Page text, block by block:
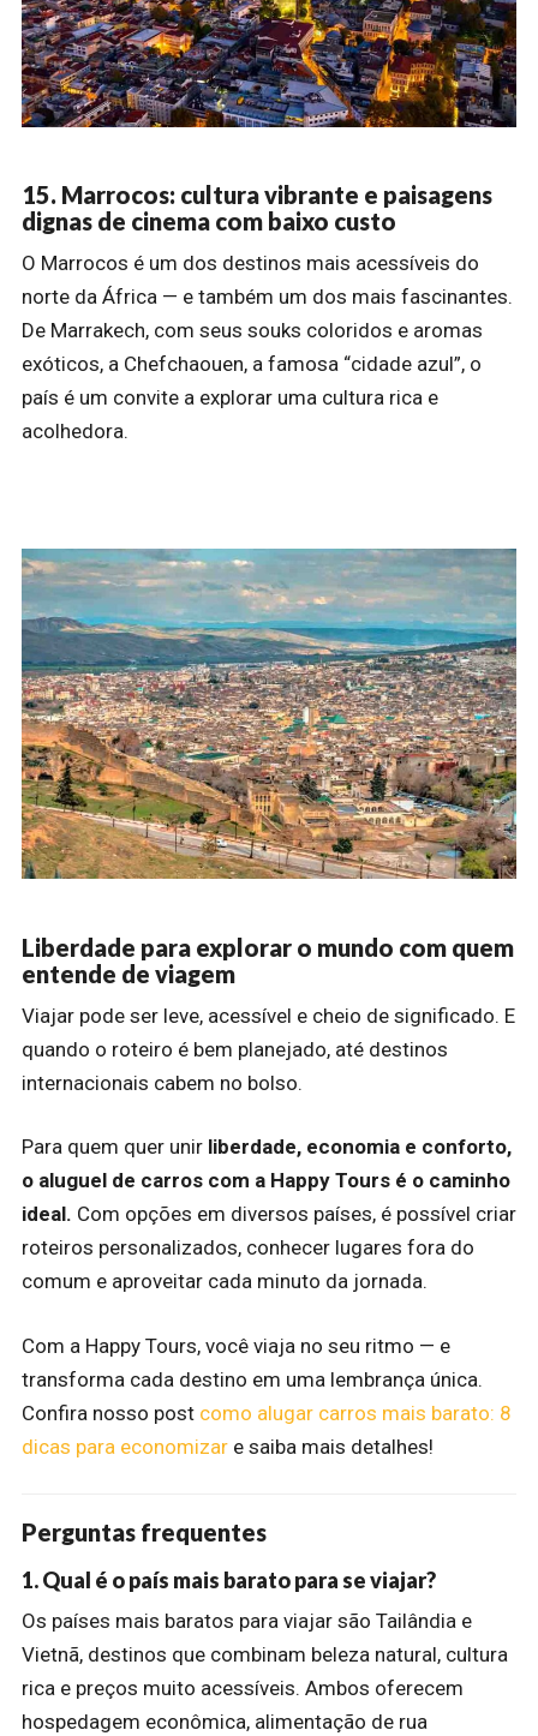
15. Marrocos: cultura vibrante e paisagens
dignas de cinema com baixo custo
O Marrocos é um dos destinos mais acessíveis do
norte da África — e também um dos mais fascinantes.
De Marrakech, com seus souks coloridos e aromas
exóticos, a Chefchaouen, a famosa “cidade azul”, o
país é um convite a explorar uma cultura rica e
acolhedora.
Liberdade para explorar o mundo com quem
entende de viagem
Viajar pode ser leve, acessível e cheio de significado. E
quando o roteiro é bem planejado, até destinos
internacionais cabem no bolso.
Para quem quer unir liberdade, economia e conforto,
o aluguel de carros com a Happy Tours é o caminho
ideal. Com opções em diversos países, é possível criar
roteiros personalizados, conhecer lugares fora do
comum e aproveitar cada minuto da jornada.
Com a Happy Tours, você viaja no seu ritmo — e
transforma cada destino em uma lembrança única.
Confira nosso post como alugar carros mais barato: 8
dicas para economizar e saiba mais detalhes!
Perguntas frequentes
1. Qual é o país mais barato para se viajar?
Os países mais baratos para viajar são Tailândia e
Vietnã, destinos que combinam beleza natural, cultura
rica e preços muito acessíveis. Ambos oferecem
hospedagem econômica, alimentação de rua